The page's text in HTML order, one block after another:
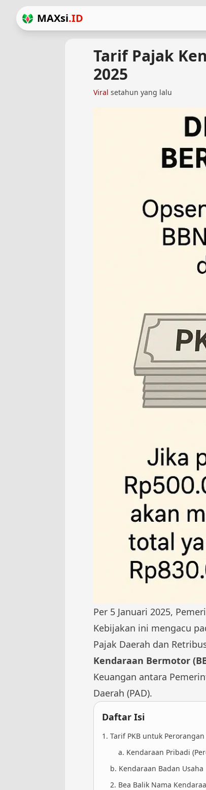
MAXsi.ID
Tarif Pajak
2025
Viral setahun yang lalu
Per 5 Januari 2025,
Kebijakan ini mengacu
Pajak Daerah dan
Kendaraan Bermotor
Keuangan antara
Daerah (PAD).
Daftar Isi
1. Tarif PKB untuk
a. Kendaraan Pribadi
b. Kendaraan Badan Usaha
2. Bea Balik Nama